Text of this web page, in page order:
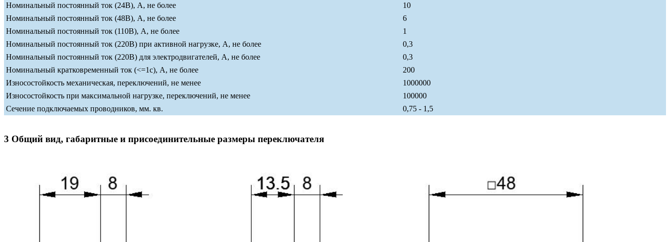
Номинальный постоянный ток (24В), А, не более
10
Номинальный постоянный ток (48В), А, не более
6
Номинальный постоянный ток (110В), А, не более
1
Номинальный постоянный ток (220В) при активной нагрузке, А, не более
0,3
Номинальный постоянный ток (220В) для электродвигателей, А, не более
0,3
Номинальный кратковременный ток (<=1c), А, не более
200
Износостойкость механическая, переключений, не менее
1000000
Износостойкость при максимальной нагрузке, переключений, не менее
100000
Сечение подключаемых проводников, мм. кв.
0,75 - 1,5
3 Общий вид, габаритные и присоединительные размеры переключателя